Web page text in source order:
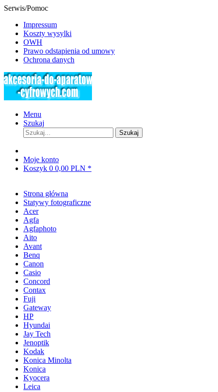
Serwis/Pomoc
Impressum
Koszty wysylki
OWH
Prawo odstapienia od umowy
Ochrona danych
Menu
Szukaj
Szukaj
Moje konto
Koszyk 0 0,00 PLN *
Strona główna
Statywy fotograficzne
Acer
Agfa
Agfaphoto
Aito
Avant
Benq
Canon
Casio
Concord
Contax
Fuji
Gateway
HP
Hyundai
Jay Tech
Jenoptik
Kodak
Konica Minolta
Konica
Kyocera
Leica